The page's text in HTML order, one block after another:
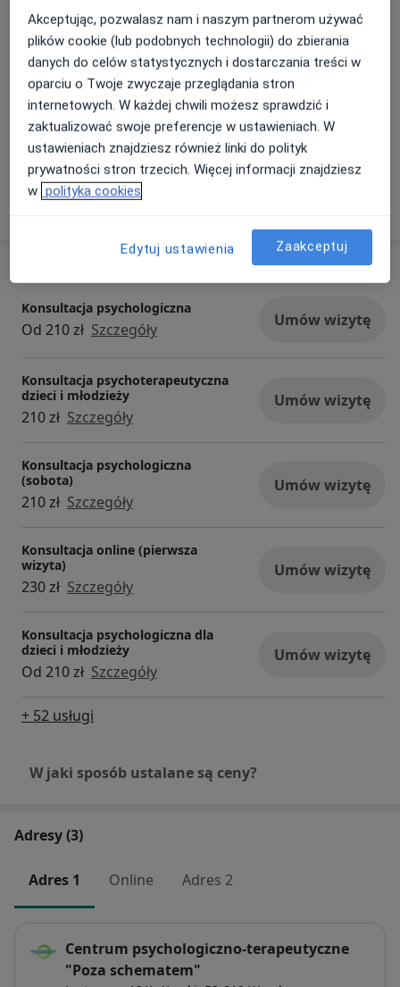
Zobacz galerię (4)
Konsultacja psychologiczna
Od 210 zł Szczegóły Umów wizytę
Konsultacja psychoterapeutyczna
dzieci i młodzieży
210 zł Szczegóły
Umów wizytę
Konsultacja psychologiczna
(sobota)
210 zł Szczegóły
Umów wizytę
Konsultacja online (pierwsza
wizyta)
230 zł Szczegóły
Umów wizytę
Konsultacja psychologiczna dla
dzieci i młodzieży
Od 210 zł Szczegóły
Umów wizytę
+ 52 usługi
W jaki sposób ustalane są ceny?
Adresy (3)
Adres 1 Online Adres 2
Centrum psychologiczno-terapeutyczne
"Poza schematem"
Akceptując, pozwalasz nam i naszym partnerom używać
plików cookie (lub podobnych technologii) do zbierania
danych do celów statystycznych i dostarczania treści w
oparciu o Twoje zwyczaje przeglądania stron
internetowych. W każdej chwili możesz sprawdzić i
zaktualizować swoje preferencje w ustawieniach. W
ustawieniach znajdziesz również linki do polityk
prywatności stron trzecich. Więcej informacji znajdziesz
w polityka cookies
Edytuj ustawienia Zaakceptuj